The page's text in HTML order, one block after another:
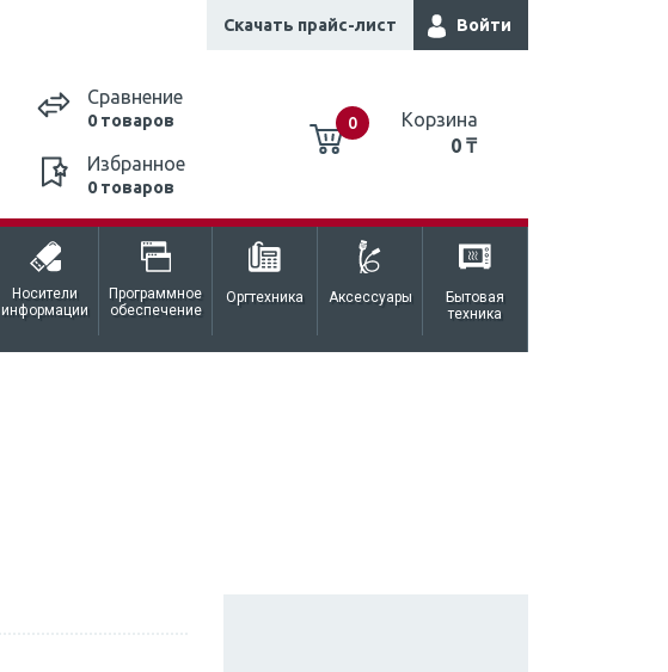
Скачать прайс-лист Войти
Сравнение
0 товаров
Избранное
0 товаров
0
Корзина
0 ₸
0 ₸
Носители
информации
Программное
обеспечение
Оргтехника Аксессуары
Бытовая
техника